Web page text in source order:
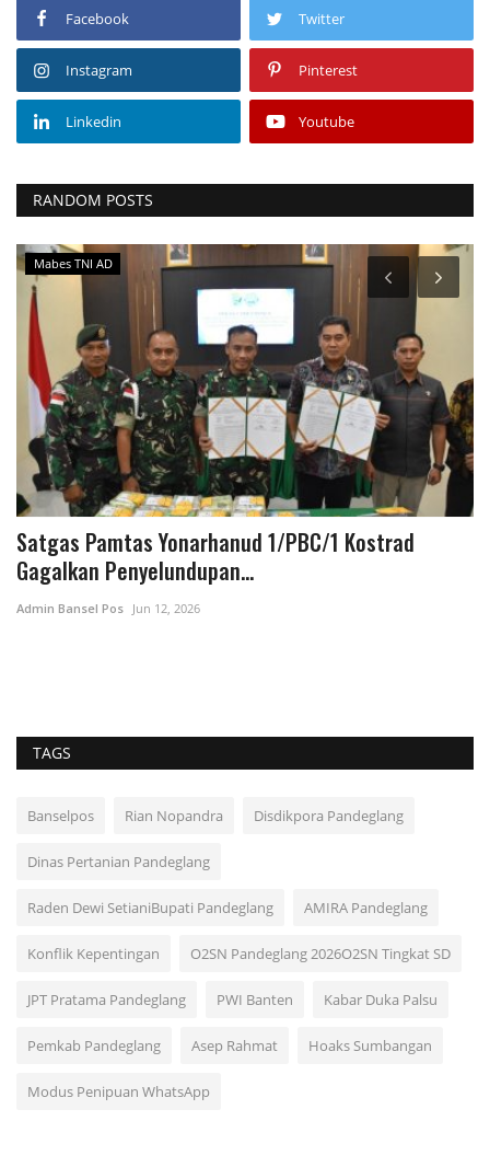
Facebook Twitter
Instagram Pinterest
Linkedin Youtube
RANDOM POSTS
Mabes TNI AD
Satgas Pamtas Yonarhanud 1/PBC/1 Kostrad
Gagalkan Penyelundupan...
Admin Bansel Pos Jun 12, 2026
TAGS
Banselpos Rian Nopandra Disdikpora Pandeglang
Dinas Pertanian Pandeglang
Raden Dewi SetianiBupati Pandeglang AMIRA Pandeglang
Konflik Kepentingan O2SN Pandeglang 2026O2SN Tingkat SD
JPT Pratama Pandeglang PWI Banten Kabar Duka Palsu
Pemkab Pandeglang Asep Rahmat Hoaks Sumbangan
Modus Penipuan WhatsApp